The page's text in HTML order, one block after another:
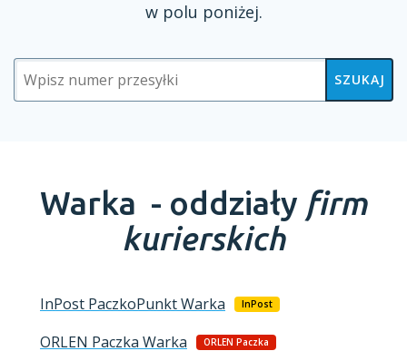
w polu poniżej.
SZUKAJ
Warka - oddziały firm
kurierskich
InPost PaczkoPunktWarka InPost
ORLEN Paczka Warka ORLEN Paczka